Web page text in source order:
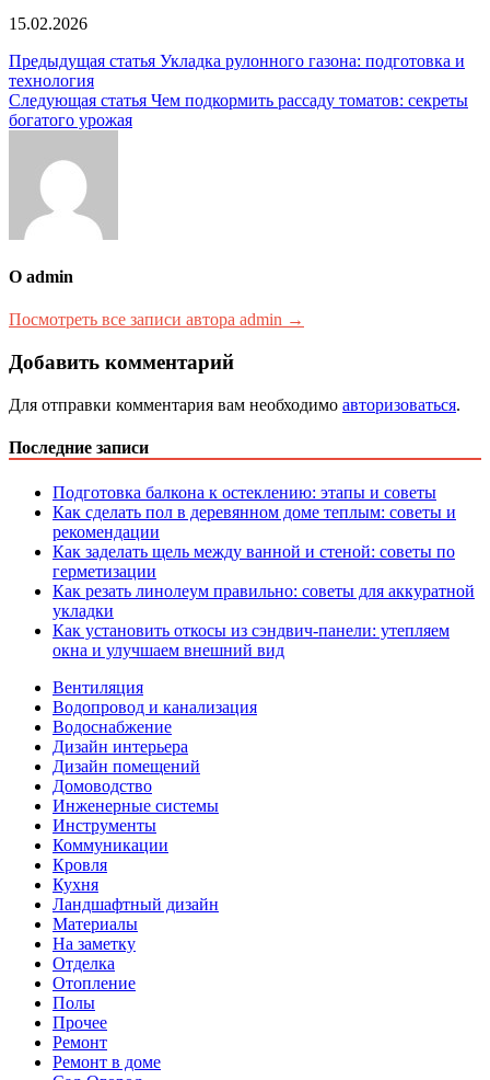
15.02.2026
Навигация
по
записям
Предыдущая статья Укладка рулонного газона: подготовка и
технология
Следующая статья Чем подкормить рассаду томатов: секреты
богатого урожая
О admin
Посмотреть все записи автора admin →
Добавить комментарий
Для отправки комментария вам необходимо авторизоваться.
Последние записи
Подготовка балкона к остеклению: этапы и советы
Как сделать пол в деревянном доме теплым: советы и
рекомендации
Как заделать щель между ванной и стеной: советы по
герметизации
Как резать линолеум правильно: советы для аккуратной
укладки
Как установить откосы из сэндвич-панели: утепляем
окна и улучшаем внешний вид
Вентиляция
Водопровод и канализация
Водоснабжение
Дизайн интерьера
Дизайн помещений
Домоводство
Инженерные системы
Инструменты
Коммуникации
Кровля
Кухня
Ландшафтный дизайн
Материалы
На заметку
Отделка
Отопление
Полы
Прочее
Ремонт
Ремонт в доме